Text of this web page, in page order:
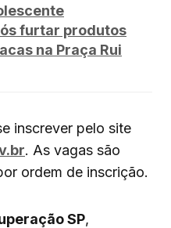
furtar produtos
na Praça Rui
inscrever pelo site
. As vagas são
ordem de inscrição.
SP,